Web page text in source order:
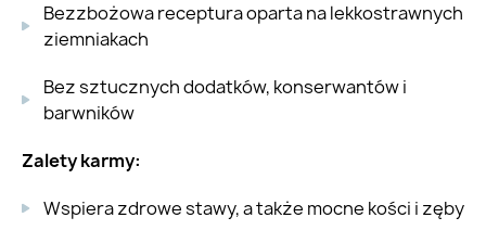
Bezzbożowa receptura oparta na lekkostrawnych
ziemniakach
Bez sztucznych dodatków, konserwantów i
barwników
Zalety karmy:
Wspiera zdrowe stawy, a także mocne kości i zęby